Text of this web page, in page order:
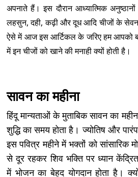
अपनाते हैं। इस दौरान आध्यात्मिक
लहसुन, दही, कढ़ी और दूध आदि चीजों के सेवन
ऐसे में आज इस आर्टिकल के जरिए हम आपको
में इन चीजों को खाने की मनाही क्यों होती है।
सावन का महीना
हिंदू मान्यताओं के मुताबिक सावन का
शुद्धि का समय होता है। ज्योतिष और
इस पवित्र महीने में भक्तों को सांसारिक
से दूर रहकर शिव भक्ति पर ध्यान
में भोजन का बेहद योगदान होता है।